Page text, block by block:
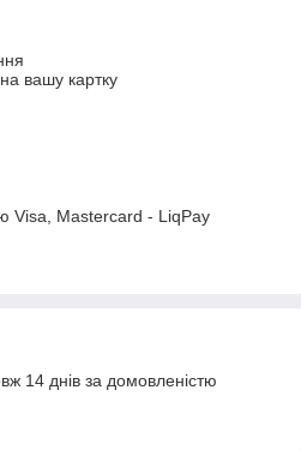
вашу картку
Visa, Mastercard - LiqPay
14 днів за домовленістю